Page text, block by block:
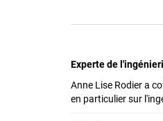
Experte de
Anne Lise Rodier a
en particulier sur